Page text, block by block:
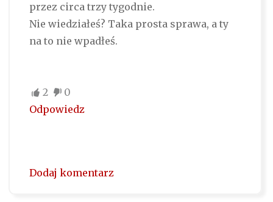
przez circa trzy tygodnie.
Nie wiedziałeś? Taka prosta sprawa, a ty
na to nie wpadłeś.
2
0
Odpowiedz
Dodaj komentarz